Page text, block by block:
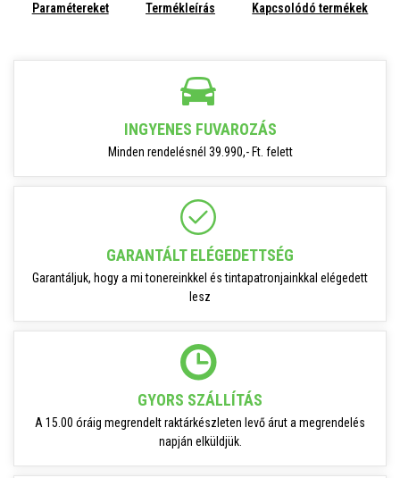
Paramétereket Termékleírás Kapcsolódó termékek
INGYENES FUVAROZÁS
Minden rendelésnél 39.990,- Ft. felett
GARANTÁLT ELÉGEDETTSÉG
Garantáljuk, hogy a mi tonereinkkel és tintapatronjainkkal elégedett
lesz
GYORS SZÁLLÍTÁS
A 15.00 óráig megrendelt raktárkészleten levő árut a megrendelés
napján elküldjük.